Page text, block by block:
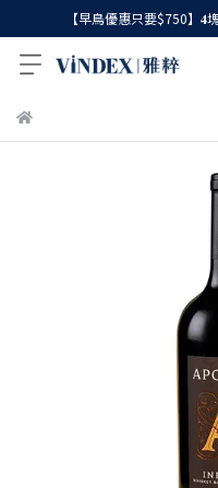
【早鳥優惠只要$750】𝟒